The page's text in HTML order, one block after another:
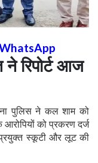
रिपोर्ट आज
पुलिस ने कल शाम को
को प्रकरण दर्ज
स्कूटी और लूट की